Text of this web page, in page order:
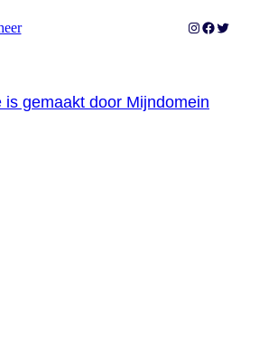
Instagram
Twitter
is gemaakt door Mijndomein